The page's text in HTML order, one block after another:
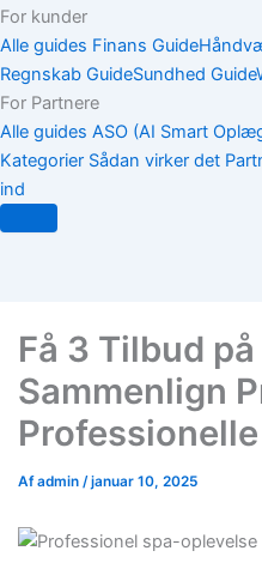
For kunder
Alle guides Finans Guide
Regnskab GuideSundhed Guide
For Partnere
Alle guides ASO (AI Smart
Kategorier Sådan virker det
ind
Få 3 Tilbud på
Sammenlign
Afadmin /januar 10, 2025